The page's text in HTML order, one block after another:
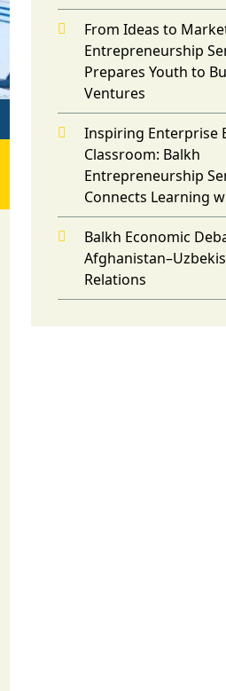
From Ideas to
Entrepreneurship
Prepares Youth to
Ventures
Inspiring Enterprise
Classroom: Balkh
Entrepreneurship
Connects Learning
Balkh Economic
Relations